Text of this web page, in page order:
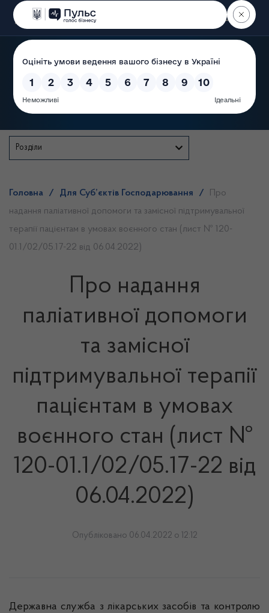
Пошук
Розділи
Головна / Для Суб’єктів Господарювання /
Про
надання паліативної допомоги та замісної підтримувальної
терапії пацієнтам в умовах воєнного стан (лист № 120-
01.1/02/05.17-22 від 06.04.2022)
Про надання
паліативної допомоги
та замісної
підтримувальної терапії
пацієнтам в умовах
воєнного стан (лист №
120-01.1/02/05.17-22 від
06.04.2022)
Опубліковано 06.04.2022 о 12:12
Державна служба з лікарських засобів та контролю